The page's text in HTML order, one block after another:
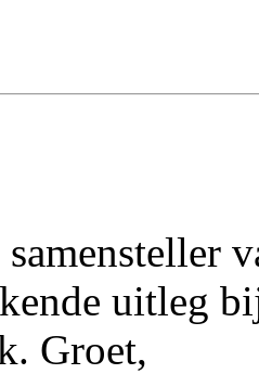
uitleg
Groet,